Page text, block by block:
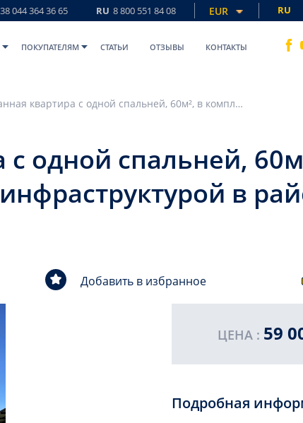
044 364 36 65 RU 8 800 551 84 08 EUR RU
ПОКУПАТЕЛЯМ СТАТЬИ ОТЗЫВЫ КОНТАКТЫ
Меблированная квартира с одной спальней, 60м², в комплексе с комфортной инфраструктурой в районе Мерсина – Томюк
одной спальней,
в
Добавить в избранное
ЦЕНА : 59
Подробная